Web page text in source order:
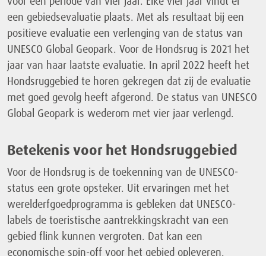
een gebiedsevaluatie plaats. Met als resultaat bij een
positieve evaluatie een verlenging van de status van
UNESCO Global Geopark. Voor de Hondsrug is 2021 het
jaar van haar laatste evaluatie. In april 2022 heeft het
Hondsruggebied te horen gekregen dat zij de evaluatie
met goed gevolg heeft afgerond. De status van UNESCO
Global Geopark is wederom met vier jaar verlengd.
Betekenis voor het Hondsruggebied
Voor de Hondsrug is de toekenning van de UNESCO-
status een grote opsteker. Uit ervaringen met het
werelderfgoedprogramma is gebleken dat UNESCO-
labels de toeristische aantrekkingskracht van een
gebied flink kunnen vergroten. Dat kan een
economische spin-off voor het gebied opleveren.